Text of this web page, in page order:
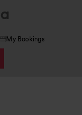
My Bookings